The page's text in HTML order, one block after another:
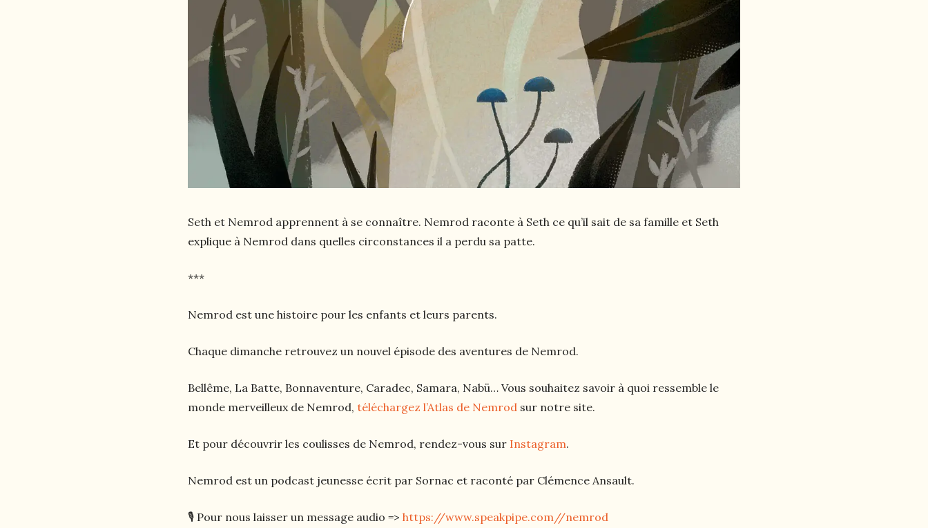
Seth et Nemrod apprennent à se connaître. Nemrod raconte à Seth ce qu’il sait de sa famille et Seth
explique à Nemrod dans quelles circonstances il a perdu sa patte.
***
Nemrod est une histoire pour les enfants et leurs parents.
Chaque dimanche retrouvez un nouvel épisode des aventures de Nemrod.
Bellême, La Batte, Bonnaventure, Caradec, Samara, Nabü… Vous souhaitez savoir à quoi ressemble le
monde merveilleux de Nemrod, téléchargez l’Atlas de Nemrod sur notre site.
Et pour découvrir les coulisses de Nemrod, rendez-vous sur Instagram.
Nemrod est un podcast jeunesse écrit par Sornac et raconté par Clémence Ansault.
🎙️ Pour nous laisser un message audio => https://www.speakpipe.com//nemrod